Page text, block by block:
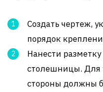
Создать чертеж,
порядок
Нанести
столешницы. Для
стороны должны